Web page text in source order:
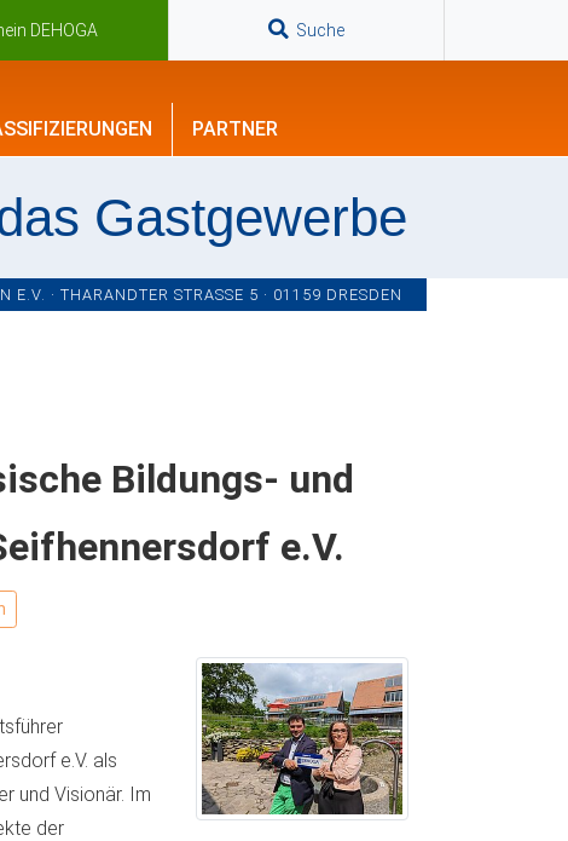
DEHOGA Suche
PARTNER
Gastgewerbe
· THARANDTER STRASSE 5 · 01159 DRESDEN
Bildungs- und
e.V.
e.V. als
und Visionär. Im
der